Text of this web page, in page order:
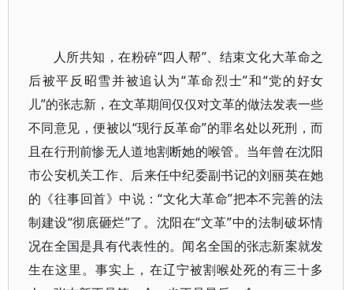
人所共知，在粉碎“四人帮”、结束文化大革命之
后被平反昭雪并被追认为“革命烈士”和“党的好女
儿”的张志新，在文革期间仅仅对文革的做法发表一些
不同意见，便被以“现行反革命”的罪名处以死刑，而
且在行刑前惨无人道地割断她的喉管。当年曾在沈阳
市公安机关工作、后来任中纪委副书记的刘丽英在她
的《往事回首》中说：“文化大革命”把本不完善的法
制建设“彻底砸烂”了。沈阳在“文革”中的法制破坏情
况在全国是具有代表性的。闻名全国的张志新案就发
生在这里。事实上，在辽宁被割喉处死的有三十多